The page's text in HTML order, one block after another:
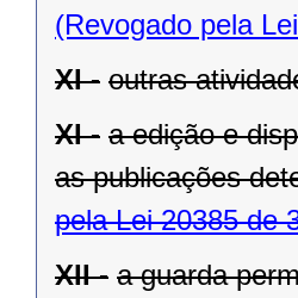
(Revogado pela
XI - outras
XI - a edição e
as publicações
pela Lei 20385 de
XII - a guarda